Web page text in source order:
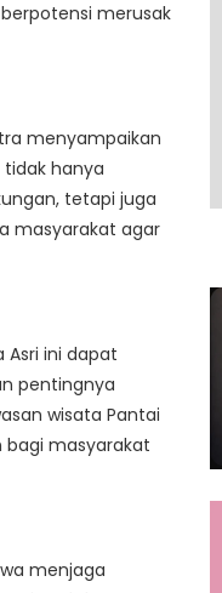
merusak
menyampaikan
tidak hanya
tetapi juga
masyarakat agar
Asri ini dapat
pentingnya
wisata Pantai
bagi masyarakat
menjaga